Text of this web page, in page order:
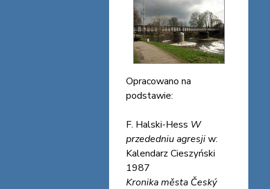
Opracowano na
podstawie:
F. Halski-Hess W
przededniu agresjiw:
Kalendarz Cieszyński
1987
Kronika města Český